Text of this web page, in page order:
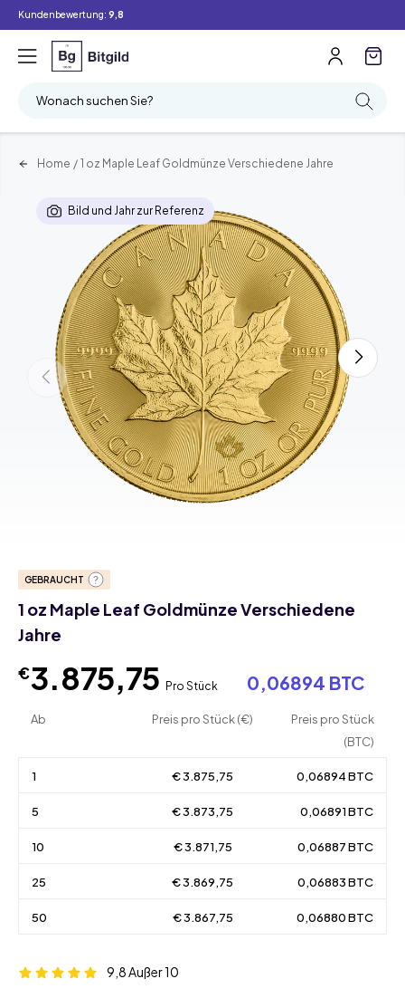
Kundenbewertung: 9,8
Wonach suchen Sie?
Home / 1 oz Maple Leaf Goldmünze Verschiedene Jahre
Bild und Jahr zur Referenz
GEBRAUCHT
1 oz Maple Leaf Goldmünze Verschiedene
Jahre
€3.875,75 Pro Stück 0,06894 BTC
Ab Preis pro Stück (€)
Preis pro Stück
(BTC)
1 € 3.875,75 0,06894 BTC
5 € 3.873,75 0,06891 BTC
10 € 3.871,75 0,06887 BTC
25 € 3.869,75 0,06883 BTC
50 € 3.867,75 0,06880 BTC
9,8Außer 10